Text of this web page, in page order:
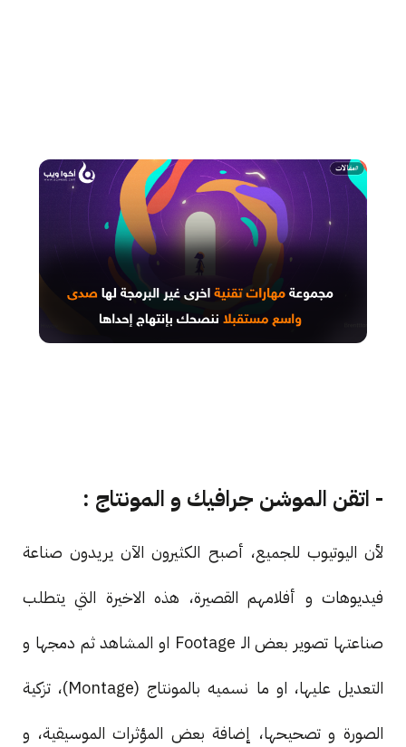
- اتقن الموشن جرافيك و المونتاج :
لأن اليوتيوب للجميع، أصبح الكثيرون الآن يريدون صناعة
فيديوهات و أفلامهم القصيرة، هذه الاخيرة التي يتطلب
صناعتها تصوير بعض الـ Footage او المشاهد ثم دمجها و
التعديل عليها، او ما نسميه بالمونتاج (Montage)، تزكية
الصورة و تصحيحها، إضافة بعض المؤثرات الموسيقية، و